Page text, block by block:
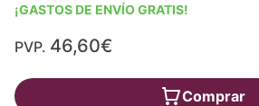
¡GASTOS DE ENVÍO GRATIS!
PVP. 46,60€
Comprar